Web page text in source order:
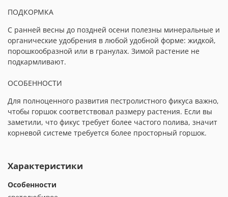
ПОДКОРМКА
С ранней весны до поздней осени полезны минеральные и
органические удобрения в любой удобной форме: жидкой,
порошкообразной или в гранулах. Зимой растение не
подкармливают.
ОСОБЕННОСТИ
Для полноценного развития пестролистного фикуса важно,
чтобы горшок соответствовал размеру растения. Если вы
заметили, что фикус требует более частого полива, значит
корневой системе требуется более просторный горшок.
Характеристики
Особенности